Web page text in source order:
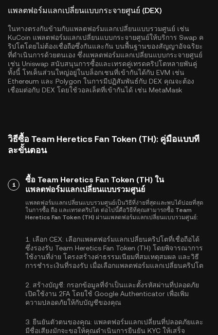
แพลตฟอร์มแลกเปลี่ยนแบบกระจายศูนย์ (DEX)
ในทางตรงกันข้ามกับแพลตฟอร์มแลกเปลี่ยนแบบรวมศูนย์ เช่น
KuCoin แพลตฟอร์มแลกเปลี่ยนแบบกระจายศูนย์ให้บริการ Swap ค
ริปโตโดยไม่ต้องเชื่อถือซึ่งกันและกัน บนพื้นฐานของสัญญาอัจฉริยะ
ที่ดำเนินการด้วยตนเอง ซึ่งแพลตฟอร์มแลกเปลี่ยนแบบกระจายศูนย์
เช่น Uniswap สนับสนุนการซื้อและเทรดคู่เทรดคริปโตหลายพันคู่
ทั้งนี้ โทเค็นส่วนใหญ่อยู่ในบล็อกเชนที่เข้ากันได้กับ EVM เช่น
Ethereum และ Polygon ในการมีปฏิสัมพันธ์กับ DEX คุณจะต้อง
เชื่อมต่อกับ DEX โดยใช้วอลเล็ตที่เข้ากันได้ เช่น MetaMask
วิธีซื้อ Team Heretics Fan Token (TH): คู่มือแบบที
ละขั้นตอน
1
ซื้อ Team Heretics Fan Token (TH) ใน
แพลตฟอร์มแลกเปลี่ยนแบบรวมศูนย์
แพลตฟอร์มแลกเปลี่ยนแบบรวมศูนย์เป็นวิธีที่ง่ายที่สุดและพบได้บ่อยที่สุด
ในการซื้อ ถือ และเทรดคริปโต ต่อไปนี้คือวิธีที่คุณสามารถซื้อ Team
Heretics Fan Token (TH) ผ่านแพลตฟอร์มแลกเปลี่ยนแบบรวมศูนย์:
1. เลือก CEX: เลือกแพลตฟอร์มแลกเปลี่ยนคริปโตที่เชื่อถือได้
ซึ่งรองรับ Team Heretics Fan Token (TH) โดยพิจารณาการ
ใช้งานที่ง่าย โครงสร้างค่าธรรมเนียมที่สมเหตุสมผล และวิธี
การชำระเงินที่รองรับ เมื่อเลือกแพลตฟอร์มแลกเปลี่ยนคริปโต
2. สร้างบัญชี: กรอกข้อมูลที่จำเป็นและตั้งรหัสผ่านที่ปลอดภัย
เปิดใช้งาน 2FA โดยใช้ Google Authenticator เพื่อเพิ่ม
ความปลอดภัยให้กับบัญชีของคุณ
3. ยืนยันตัวตนของคุณ: แพลตฟอร์มแลกเปลี่ยนที่ปลอดภัยและ
มีชื่อเสียงมักจะขอให้คุณดำเนินการยืนยัน KYC ให้เสร็จ